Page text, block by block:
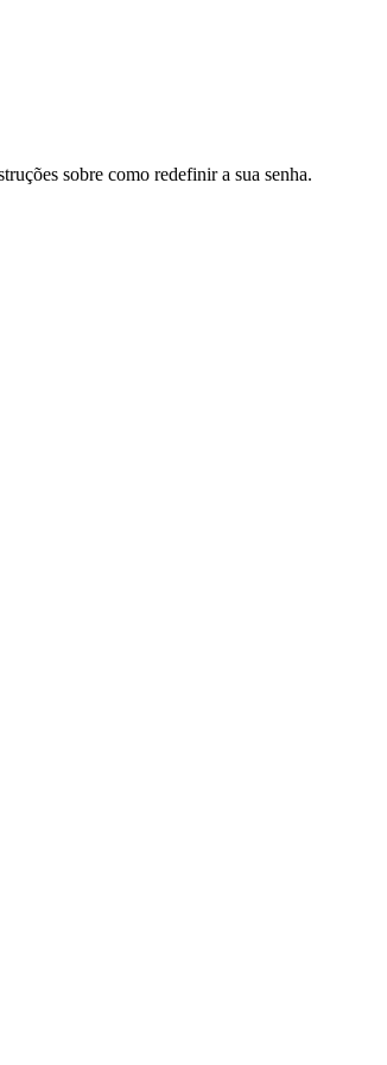
sobre como redefinir a sua senha.